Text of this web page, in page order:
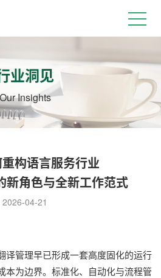
业洞见
Insights
构语言服务行业
角色与全新工作范式
2026-04-21
译管理早已形成一套高度固化的运行
本为边界。标准化、自动化与流程管